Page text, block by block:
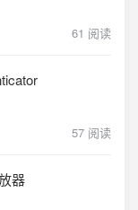
61 阅读
57 阅读
器